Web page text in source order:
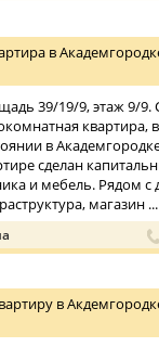
в
39/19/9, этаж 9/9.
квартира,
в
сделан
и мебель. Рядом с
магазин ...
в